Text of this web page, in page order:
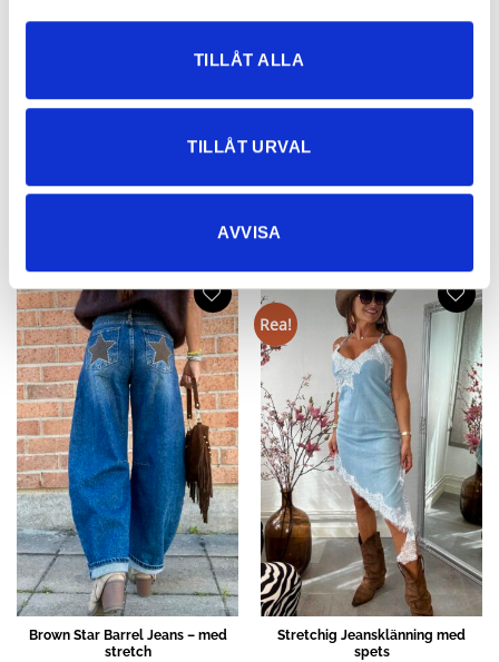
TILLÅT ALLA
TILLÅT URVAL
AVVISA
Mirre Boots Fuskmocka Beige Cowboyboots Denim
Brown Star Barrel Jeans – med
stretch
Rea!
Stretchig Jeansklänning med
spets